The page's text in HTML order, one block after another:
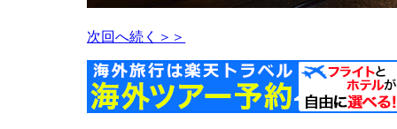
次回へ続く＞＞